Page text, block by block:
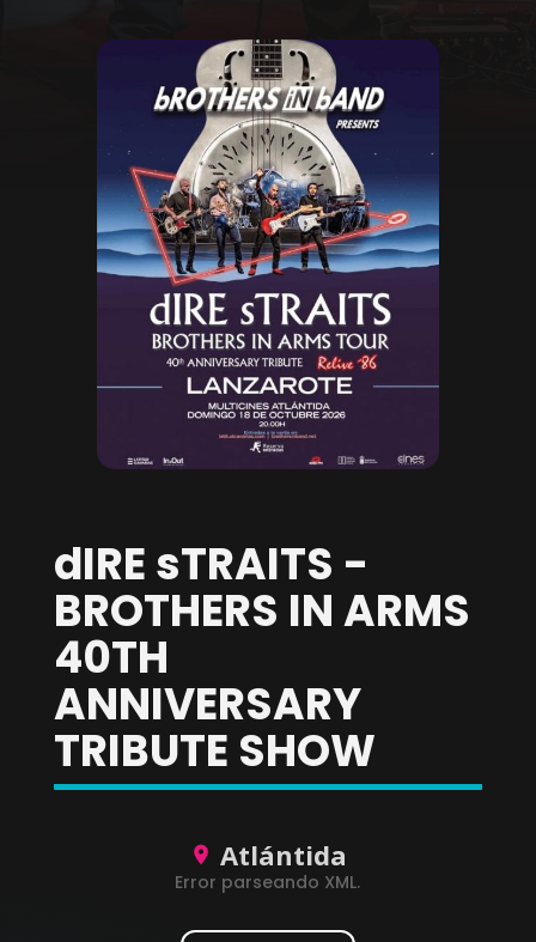
dIRE sTRAITS -
BROTHERS IN ARMS
40TH
ANNIVERSARY
TRIBUTE SHOW
Atlántida
Error parseando XML.